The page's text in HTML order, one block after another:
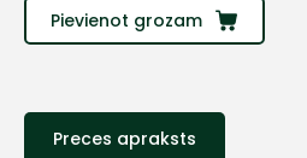
Pievienot grozam
Preces apraksts